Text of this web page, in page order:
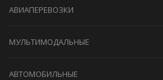
АВИАПЕРЕВОЗКИ
МУЛЬТИМОДАЛЬНЫЕ
АВТОМОБИЛЬНЫЕ